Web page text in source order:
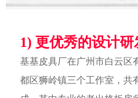
1) 更优秀的设计研
基基皮具厂在广州市白云区
都区狮岭镇三个工作室，共